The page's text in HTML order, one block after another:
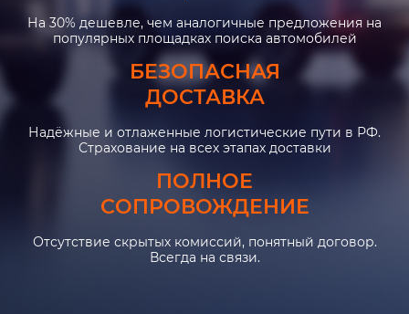
На 30% дешевле, чем аналогичные предложения на
популярных площадках поиска автомобилей
БЕЗОПАСНАЯ
ДОСТАВКА
Надёжные и отлаженные логистические пути в РФ.
Страхование на всех этапах доставки
ПОЛНОЕ
СОПРОВОЖДЕНИЕ
Отсутствие скрытых комиссий, понятный договор.
Всегда на связи.